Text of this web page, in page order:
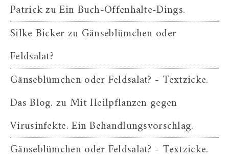
PatrickzuEin Buch-Offenhalte-Dings.
Silke Bickerzu Gänseblümchen oder
Feldsalat?
Gänseblümchen oder Feldsalat? - Textzicke.
Das Blog. zu Mit Heilpflanzen gegen
Virusinfekte. Ein Behandlungsvorschlag.
Gänseblümchen oder Feldsalat? - Textzicke.